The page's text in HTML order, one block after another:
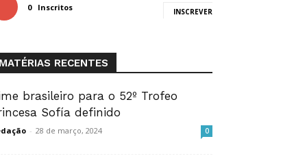
0 Inscritos INSCREVER
MATÉRIAS RECENTES
brasileiro para o 52º Trofeo
Sofía definido
- 28 de março, 2024 0